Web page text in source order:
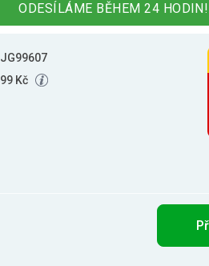
ODESÍLÁME BĚHEM 24 HODIN!
JG99607
99 Kč